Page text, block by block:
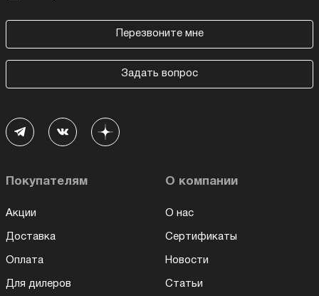
Перезвоните мне
Задать вопрос
Покупателям
Акции
Доставка
Оплата
Для дилеров
О компании
О нас
Сертификаты
Новости
Статьи